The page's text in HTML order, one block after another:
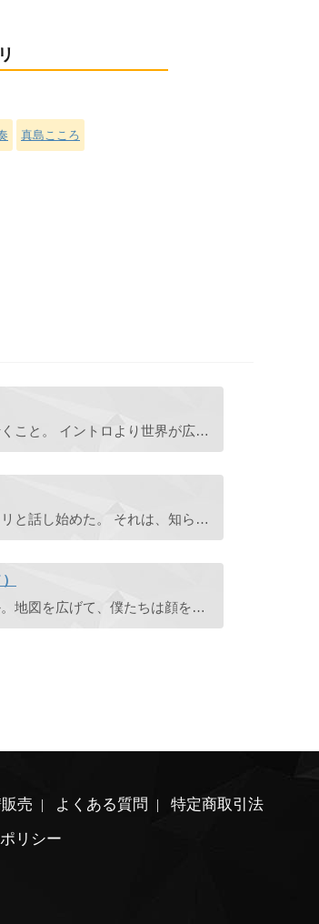
真島こころ
作曲、演奏：真島こころ。 自分を信じて進み行くこと。 イントロより世界が広がっていくような始まり、 そして軽やかな左手の演奏とともに 前向きに足早に景色がだんだん移り変わっていくような 物語性のある明 ...
君はいくつものの話を零れるように ポロリポロリと話し始めた。 それは、知らなかった過去
作曲・演奏：真島こころ さあ、どこへ行こうか。地図を広げて、僕たちは顔を合わせて笑いあう。 絆を確かめ合った僕たちの冒険が今始まろうとしている。
売 よくある質問
特定商取引法
リシー